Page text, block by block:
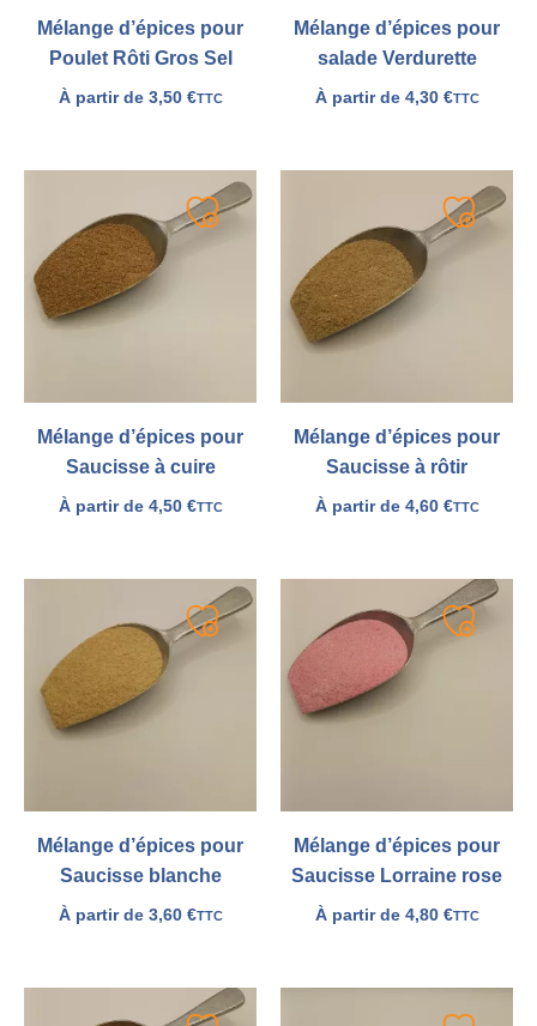
Mélange d’épices pour
Poulet Rôti Gros Sel
À partir de 3,50 €TTC
Mélange d’épices pour
salade Verdurette
À partir de 4,30 €TTC
Mélange d’épices pour
Saucisse à cuire
À partir de 4,50 €TTC
Ajouter
Mélange d’épices pour
Saucisse à rôtir
À partir de 4,60 €TTC
Ajouter
Mélange d’épices pour
Saucisse blanche
À partir de 3,60 €TTC
Ajouter
Mélange d’épices pour
Saucisse Lorraine rose
À partir de 4,80 €TTC
Ajouter